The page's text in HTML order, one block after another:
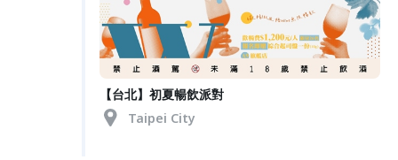
【台北】初夏暢飲派對
Taipei City